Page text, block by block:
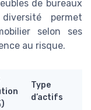
de bureaux
permet
selon ses
au risque.
Type
d’actifs